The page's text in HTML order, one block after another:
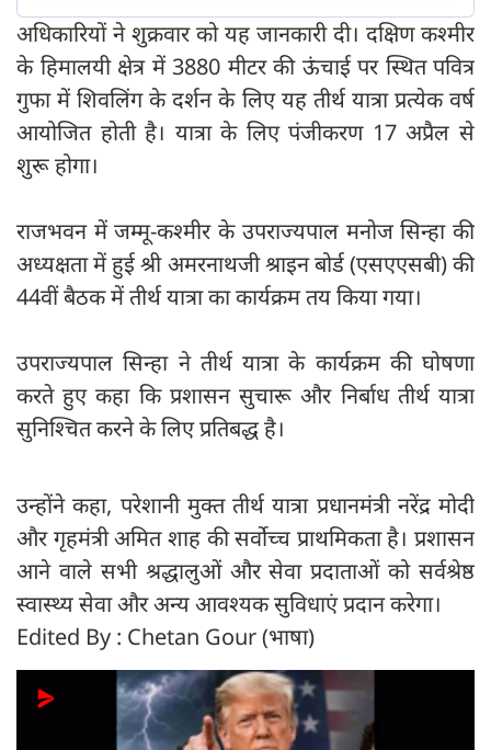
अधिकारियों ने शुक्रवार को यह जानकारी दी। दक्षिण कश्मीर
के हिमालयी क्षेत्र में 3880 मीटर की ऊंचाई पर स्थित पवित्र
गुफा में शिवलिंग के दर्शन के लिए यह तीर्थ यात्रा प्रत्‍येक वर्ष
आयोजित होती है। यात्रा के लिए पंजीकरण 17 अप्रैल से
शुरू होगा।
राजभवन में जम्मू-कश्मीर के उपराज्यपाल मनोज सिन्हा की
अध्यक्षता में हुई श्री अमरनाथजी श्राइन बोर्ड (एसएएसबी) की
44वीं बैठक में तीर्थ यात्रा का कार्यक्रम तय किया गया।
उपराज्यपाल सिन्हा ने तीर्थ यात्रा के कार्यक्रम की घोषणा
करते हुए कहा कि प्रशासन सुचारू और निर्बाध तीर्थ यात्रा
सुनिश्चित करने के लिए प्रतिबद्ध है।
उन्होंने कहा, परेशानी मुक्त तीर्थ यात्रा प्रधानमंत्री नरेंद्र मोदी
और गृहमंत्री अमित शाह की सर्वोच्च प्राथमिकता है। प्रशासन
आने वाले सभी श्रद्धालुओं और सेवा प्रदाताओं को सर्वश्रेष्ठ
स्वास्थ्य सेवा और अन्य आवश्यक सुविधाएं प्रदान करेगा।
Edited By : Chetan Gour (भाषा)